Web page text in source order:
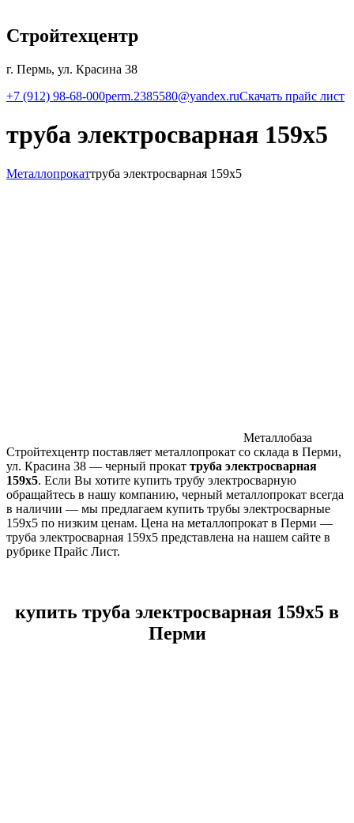
Стройтехцентр
г. Пермь, ул. Красина 38
+7 (912) 98-68-000perm.2385580@yandex.ruСкачать прайс лист
труба электросварная 159х5
Металлопрокаттруба электросварная 159х5
Металлобаза
Стройтехцентр поставляет металлопрокат со склада в Перми,
ул. Красина 38 — черный прокат труба электросварная
159х5. Если Вы хотите купить трубу электросварную
обращайтесь в нашу компанию, черный металлопрокат всегда
в наличии — мы предлагаем купить трубы электросварные
159х5 по низким ценам. Цена на металлопрокат в Перми —
труба электросварная 159х5 представлена на нашем сайте в
рубрике Прайс Лист.
купить труба электросварная 159х5 в
Перми